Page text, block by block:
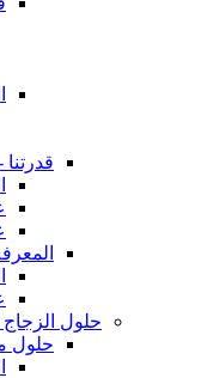
حلول الزجاج
حلول